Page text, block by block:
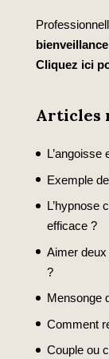
Cliquez ici
Articles
L’angoisse
Exemple
L’hypnose
efficace ?
Aimer
?
Mensonge
Comment
Couple ou